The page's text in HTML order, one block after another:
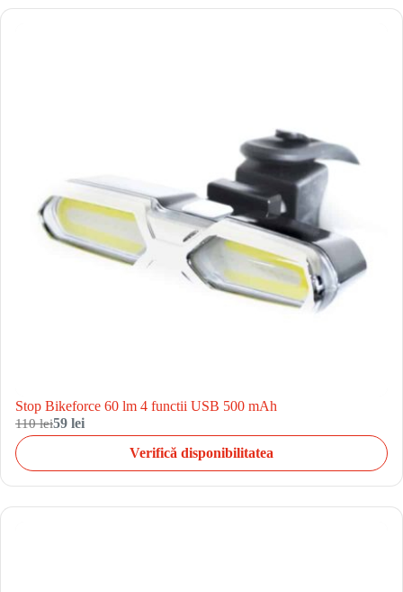
Stop Bikeforce 60 lm 4 functii USB 500 mAh
110 lei59 lei
Verifică disponibilitatea